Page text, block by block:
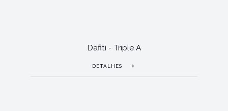
Dafiti - Triple A
DETALHES